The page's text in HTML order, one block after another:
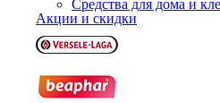
Средства для дома и
Акции и скидки